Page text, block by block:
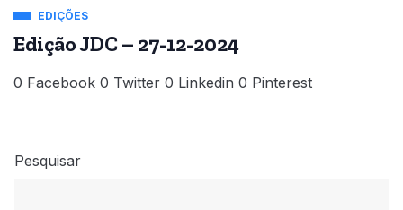
EDIÇÕES
Edição JDC – 27-12-2024
0 Facebook 0 Twitter 0 Linkedin 0 Pinterest
Pesquisar